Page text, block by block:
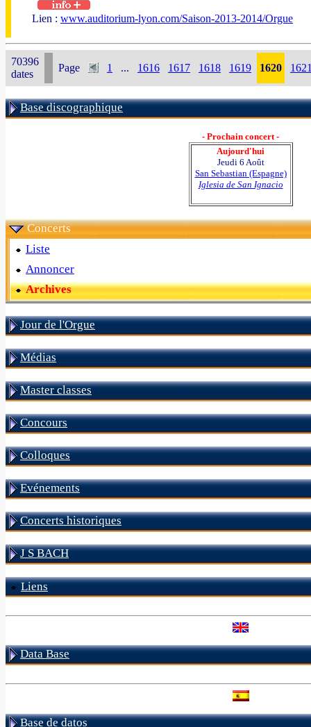
Lien : www.auditorium-lyon.com/Saison-2013-2014/Orgue
70396
dates
Page 1 ... 1616 1617 1618 1619 1620
Base discographique
- Prochain concert -
Aujourd'hui
Jeudi 6 Août
San Sebastian (Espagne)
Iglesia de San Ignacio
Concerts
Liste
Annoncer
Archives
Jour de l'Orgue
Médias
Master classes
Concours
Colloques
Evénements
Concerts historiques
J S BACH
Liens
Data Base
Base de datos